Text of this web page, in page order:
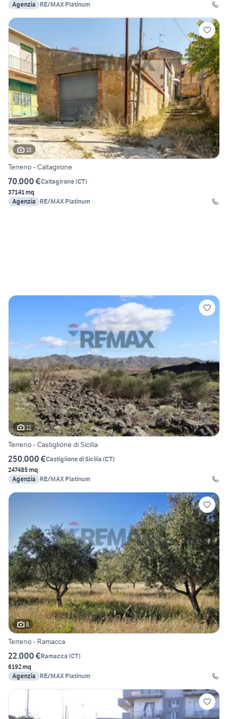
Agenzia
RE/MAX Platinum
18
Terreno - Caltagirone
70.000 €Caltagirone(CT)
37141 mq
Agenzia
RE/MAX Platinum
11
Terreno - Castiglione di Sicilia
250.000 €Castiglione di Sicilia (CT)
247485 mq
Agenzia
RE/MAX Platinum
8
Terreno - Ramacca
22.000 €Ramacca (CT)
6192 mq
Agenzia
RE/MAX Platinum